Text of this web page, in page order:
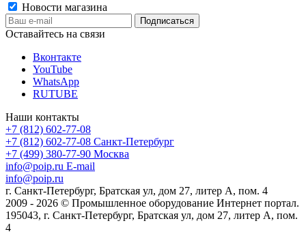
Новости магазина
Оставайтесь на связи
Вконтакте
YouTube
WhatsApp
RUTUBE
Наши контакты
+7 (812) 602-77-08
+7 (812) 602-77-08 Санкт-Петербург
+7 (499) 380-77-90 Москва
info@poip.ru E-mail
info@poip.ru
г. Санкт-Петербург, Братская ул, дом 27, литер А, пом. 4
2009 - 2026 © Промышленное оборудование Интернет портал.
195043, г. Санкт-Петербург, Братская ул, дом 27, литер А, пом.
4